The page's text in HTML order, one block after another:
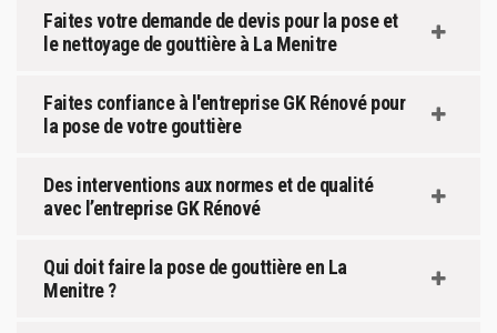
Faites votre demande de devis pour la pose et
le nettoyage de gouttière à La Menitre
Faites confiance à l'entreprise GK Rénové pour
la pose de votre gouttière
Des interventions aux normes et de qualité
avec l’entreprise GK Rénové
Qui doit faire la pose de gouttière en La
Menitre ?